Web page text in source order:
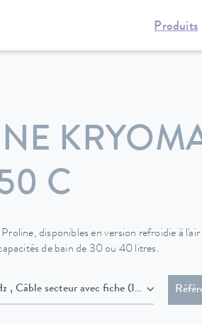
Produits
C
disponibles en version refroidie à l'air
de bain de 30 ou 40 litres.
400 V; 3/N/PE; 50 Hz , Câble secteur avec fiche (IEC